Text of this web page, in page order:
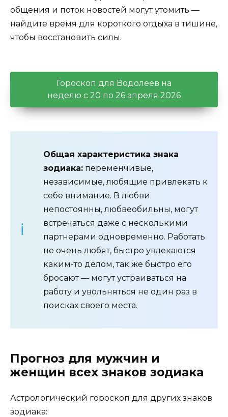
общения и поток новостей могут утомить —
найдите время для короткого отдыха в тишине,
чтобы восстановить силы.
Гороскоп для Водолеев на
неделю с 20 по 26 апреля 2026
Общая характеристика знака
зодиака: переменчивые,
независимые, любящие привлекать к
себе внимание. В любви
непостоянны, любвеобильны, могут
встречаться даже с несколькими
партнерами одновременно. Работать
не очень любят, быстро увлекаются
каким-то делом, так же быстро его
бросают — могут устраиваться на
работу и увольняться не один раз в
поисках своего места.
Прогноз для мужчин и
женщин всех знаков зодиака
Астрологический гороскоп для других знаков
зодиака: